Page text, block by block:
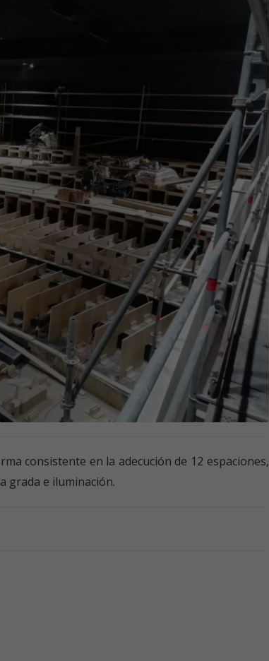
consistente en la adecución de 12 espaciones,
grada e iluminación.